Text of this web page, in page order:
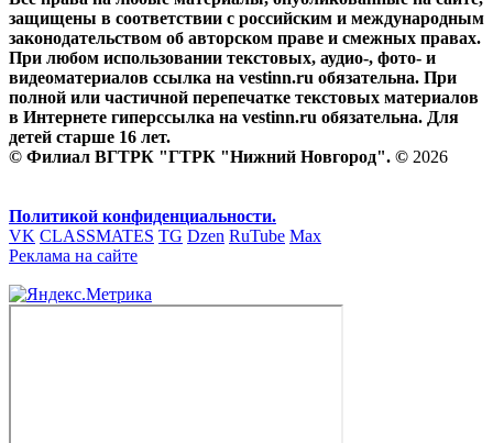
защищены в соответствии с российским и международным
законодательством об авторском праве и смежных правах.
При любом использовании текстовых, аудио-, фото- и
видеоматериалов ссылка на vestinn.ru обязательна. При
полной или частичной перепечатке текстовых материалов
в Интернете гиперссылка на vestinn.ru обязательна. Для
детей старше 16 лет.
© Филиал ВГТРК "ГТРК "Нижний Новгород". © 2026
Политикой конфиденциальности.
VK CLASSMATES TG Dzen RuTube Max
Реклама на сайте